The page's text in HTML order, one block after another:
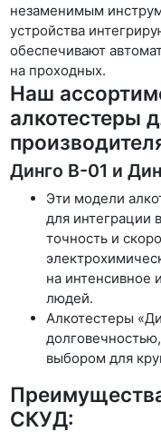
незаменимым
устройства
обеспечивают
на проходных.
Наш
алкотестеры
Динго В-01 и
Эти модели
для интеграции
точность и
на интенсивное
людей.
Алкотестеры
выбором для
СКУД: